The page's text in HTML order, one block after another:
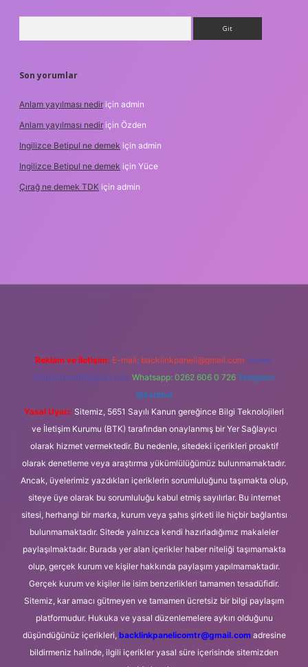
Son yorumlar
Anlam yayılması nedir için admin
Anlam yayılması nedir için Özden
Ingilizce Betipul ne demek için admin
Ingilizce Betipul ne demek için Yüce
Çırağ ne demek TDK için admin
Reklam ve İletişim: E-mail: backlinkpaneli@gmail.com Teams:
forumhizmeti@gmail.com Whatsapp: 0262 606 0 726 Telegram:
@karabul
Yasal Uyarı: Sitemiz, 5651 Sayılı Kanun gereğince Bilgi Teknolojileri
ve İletişim Kurumu (BTK) tarafından onaylanmış bir Yer Sağlayıcı
olarak hizmet vermektedir. Bu nedenle, sitedeki içerikleri proaktif
olarak denetleme veya araştırma yükümlülüğümüz bulunmamaktadır.
Ancak, üyelerimiz yazdıkları içeriklerin sorumluluğunu taşımakta olup,
siteye üye olarak bu sorumluluğu kabul etmiş sayılırlar. Bu internet
sitesi, herhangi bir marka, kurum veya şahıs şirketi ile hiçbir bağlantısı
bulunmamaktadır. Sitede yalnızca kendi hazırladığımız makaleler
paylaşılmaktadır. Burada yer alan içerikler haber niteliği taşımamakta
olup, gerçek kurum ve kişiler hakkında paylaşım yapılmamaktadır.
Gerçek kurum ve kişiler ile isim benzerlikleri tamamen tesadüfidir.
Sitemiz, kar amacı gütmeyen ve tamamen ücretsiz bir bilgi paylaşım
platformudur. Hukuka ve yasal düzenlemelere aykırı olduğunu
düşündüğünüz içerikleri, backlinkpanelicomtr@gmail.comadresine
bildirmeniz halinde, ilgili içerikler yasal süre içerisinde sitemizden